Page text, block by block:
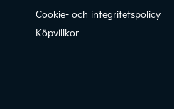
Cookie- och integritetspolicy
Köpvillkor